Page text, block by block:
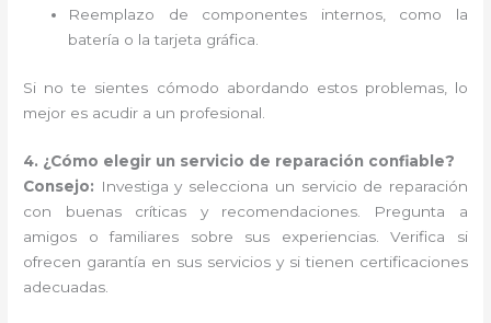
Reemplazo de componentes internos, como la
batería o la tarjeta gráfica.
Si no te sientes cómodo abordando estos problemas, lo
mejor es acudir a un profesional.
4. ¿Cómo elegir un servicio de reparación confiable?
Consejo: Investiga y selecciona un servicio de reparación
con buenas críticas y recomendaciones. Pregunta a
amigos o familiares sobre sus experiencias. Verifica si
ofrecen garantía en sus servicios y si tienen certificaciones
adecuadas.